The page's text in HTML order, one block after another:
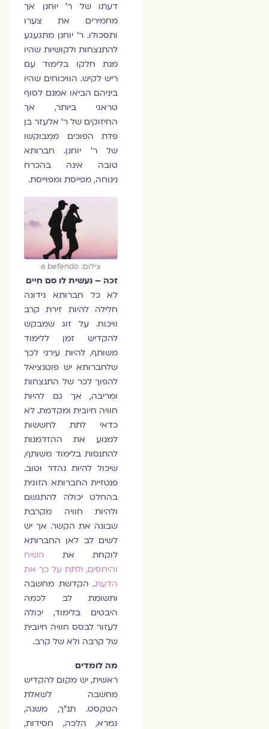
דעתו של ר' יוחנן אך
מחמירים את צערו
ותסכולו. ר' יוחנן מתגעגע
להתנצחות ולקושיות שהיו
מנת חלקו בלימוד עם
ריש לקיש. הוויכוחים שהיו
ביניהם הביאו אמנם לסוף
טראגי ביותר, אך
החיזוקים של ר' אלעזר בן
פדת הפוכים ממבוקשו
של ר' יוחנן. חברותא
טובה אינה בהכרח
נינוחה, מפייסת ומפוייסת.
צילום: a befendo
זכה – נעשית לו סם חיים
לא כל חברותא נידונה
חלילה להיות זירת קרב
וויכוח. על זוג שמבקש
להקדיש זמן ללימוד
משותף, להיות עירני לכך
שלחברותא יש פוטנציאל
להפוך לכר של התנצחות
ומריבה, אך גם להיות
חוויה חיובית ומקדמת. לא
כדאי לתת לחששות
למנוע את ההזדמנות
להתנסות בלימוד משותף,
שיכול להיות נהדר וטוב.
פנטזיית החברותא הזוגית
בהחלט יכולה להתגשם
ולהיות חוויה מקרבת
שבונה את הקשר. אך יש
לשים לב לאן החברותא
לוקחת את
השיח
והיחסים, ולתת על כך את
הדעת. הקדשת מחשבה
ותשומת לב לכמה
היבטים בלימוד, יכולה
לעזור לבסס חוויה חיובית
של קרבה ולא של קרב.
מה לומדים
ראשית, יש מקום להקדיש
מחשבה לשאלת
הטקסט. תנ"ך, משנה,
גמרא, הלכה, חסידות,